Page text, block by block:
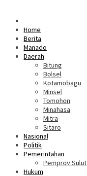
Home
Berita
Manado
Daerah
Bitung
Bolsel
Kotamobagu
Minsel
Tomohon
Minahasa
Mitra
Sitaro
Nasional
Politik
Pemerintahan
Pemprov Sulut
Hukum